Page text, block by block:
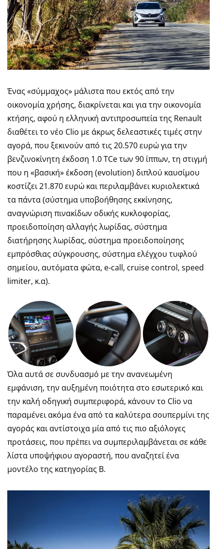
Ένας «σύμμαχος» μάλιστα που εκτός από την
οικονομία χρήσης, διακρίνεται και για την οικονομία
κτήσης, αφού η ελληνική αντιπροσωπεία της Renault
διαθέτει το νέο Clio με άκρως δελεαστικές τιμές στην
αγορά, που ξεκινούν από τις 20.570 ευρώ για την
βενζινοκίνητη έκδοση 1.0 TCe των 90 ίππων, τη στιγμή
που η «βασική» έκδοση (evolution) διπλού καυσίμου
κοστίζει 21.870 ευρώ και περιλαμβάνει κυριολεκτικά
τα πάντα (σύστημα υποβοήθησης εκκίνησης,
αναγνώριση πινακίδων οδικής κυκλοφορίας,
προειδοποίηση αλλαγής λωρίδας, σύστημα
διατήρησης λωρίδας, σύστημα προειδοποίησης
εμπρόσθιας σύγκρουσης, σύστημα ελέγχου τυφλού
σημείου, αυτόματα φώτα, e-call, cruise control, speed
limiter, κ.α).
Όλα αυτά σε συνδυασμό με την ανανεωμένη
εμφάνιση, την αυξημένη ποιότητα στο εσωτερικό και
την καλή οδηγική συμπεριφορά, κάνουν το Clio να
παραμένει ακόμα ένα από τα καλύτερα σουπερμίνι της
αγοράς και αντίστοιχα μία από τις πιο αξιόλογες
προτάσεις, που πρέπει να συμπεριλαμβάνεται σε κάθε
λίστα υποψήφιου αγοραστή, που αναζητεί ένα
μοντέλο της κατηγορίας Β.